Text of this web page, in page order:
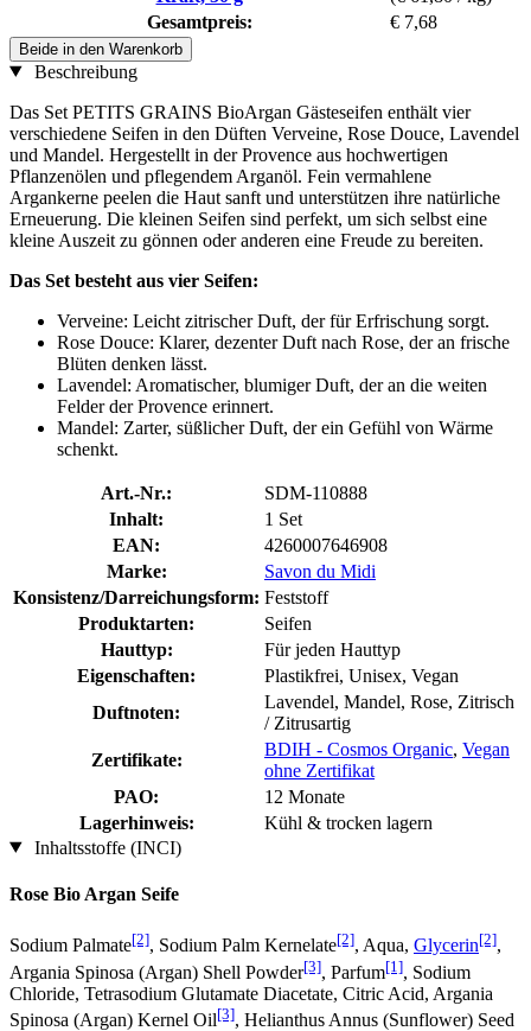
Gesamtpreis:
€ 7,68
Beide in den Warenkorb
Beschreibung
Das Set PETITS GRAINS BioArgan Gästeseifen enthält vier
verschiedene Seifen in den Düften Verveine, Rose Douce, Lavendel
und Mandel. Hergestellt in der Provence aus hochwertigen
Pflanzenölen und pflegendem Arganöl. Fein vermahlene
Argankerne peelen die Haut sanft und unterstützen ihre natürliche
Erneuerung. Die kleinen Seifen sind perfekt, um sich selbst eine
kleine Auszeit zu gönnen oder anderen eine Freude zu bereiten.
Das Set besteht aus vier Seifen:
Verveine: Leicht zitrischer Duft, der für Erfrischung sorgt.
Rose Douce: Klarer, dezenter Duft nach Rose, der an frische
Blüten denken lässt.
Lavendel: Aromatischer, blumiger Duft, der an die weiten
Felder der Provence erinnert.
Mandel: Zarter, süßlicher Duft, der ein Gefühl von Wärme
schenkt.
Art.-Nr.:
SDM-110888
Inhalt:
1 Set
EAN:
4260007646908
Marke:
Savon du Midi
Konsistenz/Darreichungsform: Feststoff
Produktarten:
Seifen
Hauttyp:
Für jeden Hauttyp
Eigenschaften:
Plastikfrei, Unisex, Vegan
Duftnoten:
Lavendel, Mandel, Rose, Zitrisch
/ Zitrusartig
Zertifikate:
BDIH - Cosmos Organic, Vegan
ohne Zertifikat
PAO:
12 Monate
Lagerhinweis:
Kühl & trocken lagern
Inhaltsstoffe (INCI)
Rose Bio Argan Seife
Sodium Palmate[2], Sodium Palm Kernelate[2], Aqua, Glycerin[2],
Argania Spinosa (Argan) Shell Powder[3], Parfum[1], Sodium
Chloride, Tetrasodium Glutamate Diacetate, Citric Acid, Argania
Spinosa (Argan) Kernel Oil[3], Helianthus Annus (Sunflower) Seed